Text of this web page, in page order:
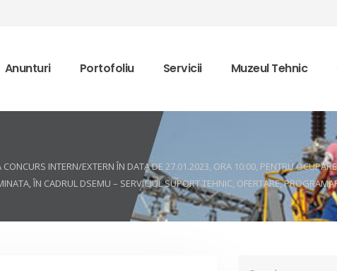
Anunturi Portofoliu Servicii Muzeul Tehnic
INTERN/EXTERN ÎN DATA DE 27.01.2023, ORA 10:00, PENTRU
ÎN CADRUL DSEMU – SERVICIUL SUPORT TEHNIC, OFERTARE,